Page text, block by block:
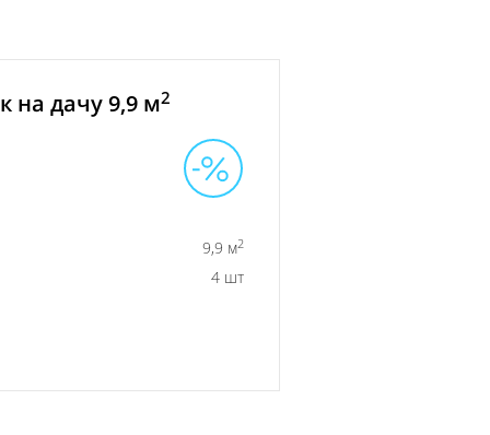
на дачу 9,9 м2
9,9 м2
4 шт